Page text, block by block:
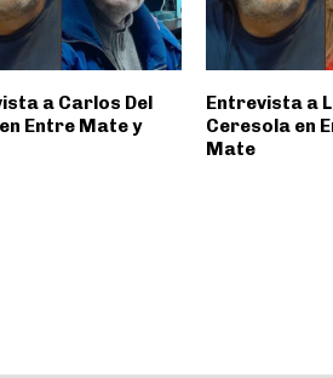
a Carlos Del
Entre Mate y
Entrevista a
Ceresola en
Mate